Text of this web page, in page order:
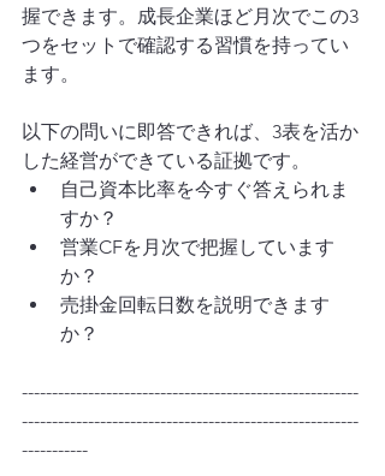
握できます。成長企業ほど月次でこの3
つをセットで確認する習慣を持ってい
ます。
以下の問いに即答できれば、3表を活か
した経営ができている証拠です。
自己資本比率を今すぐ答えられま
すか？
営業CFを月次で把握しています
か？
売掛金回転日数を説明できます
か？
--------------------------------------------------------
--------------------------------------------------------
-----------